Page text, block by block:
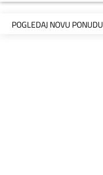
POGLEDAJ NOVU PONUDU